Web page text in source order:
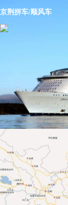
京荆拼车/顺风车